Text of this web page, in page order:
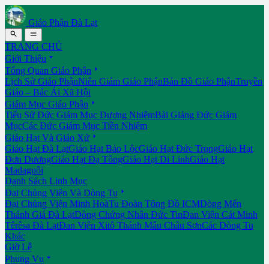
Giáo Phận Đà Lạt
 
TRANG CHỦ
Giới Thiệu 
Tổng Quan Giáo Phận 
Lịch Sử Giáo PhậnNiên Giám Giáo PhậnBản Đồ Giáo PhậnTruyền
Giáo – Bác Ái Xã Hội
Giám Mục Giáo Phận 
Tiểu Sử Đức Giám Mục Đương NhiệmBài Giảng Đức Giám
MụcCác Đức Giám Mục Tiền Nhiệm
Giáo Hạt Và Giáo Xứ 
Giáo Hạt Đà LạtGiáo Hạt Bảo LộcGiáo Hạt Đức TrọngGiáo Hạt
Đơn DươngGiáo Hạt Đạ TôngGiáo Hạt Di LinhGiáo Hạt
Madaguôi
Danh Sách Linh Mục
Đại Chủng Viện Và Dòng Tu 
Đại Chủng Viện Minh HoàTu Đoàn Tông Đồ ICMDòng Mến
Thánh Giá Đà LạtDòng Chứng Nhân Đức TinĐan Viện Cát Minh
Têrêsa Đà LạtĐan Viện Xitô Thánh Mẫu Châu SơnCác Dòng Tu
Khác
Giờ Lễ
Phụng Vụ 